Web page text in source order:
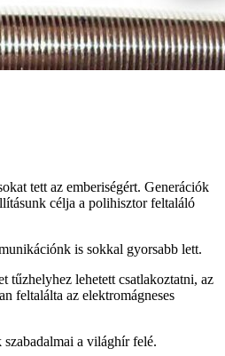
tett az emberiségért. Generációk
célja a polihisztor feltaláló
is sokkal gyorsabb lett.
tűzhelyhez lehetett csatlakoztatni, az
feltalálta az elektromágneses
a világhír felé.